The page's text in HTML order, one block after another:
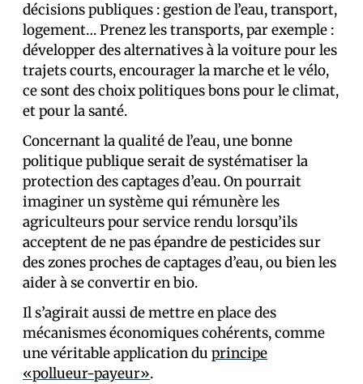
décisions publiques : gestion de l’eau, transport,
logement… Prenez les transports, par exemple :
développer des alternatives à la voiture pour les
trajets courts, encourager la marche et le vélo,
ce sont des choix politiques bons pour le climat,
et pour la santé.
Concernant la qualité de l’eau, une bonne
politique publique serait de systématiser la
protection des captages d’eau. On pourrait
imaginer un système qui rémunère les
agriculteurs pour service rendu lorsqu’ils
acceptent de ne pas épandre de pesticides sur
des zones proches de captages d’eau, ou bien les
aider à se convertir en bio.
Il s’agirait aussi de mettre en place des
mécanismes économiques cohérents, comme
une véritable application du principe
«pollueur-payeur».